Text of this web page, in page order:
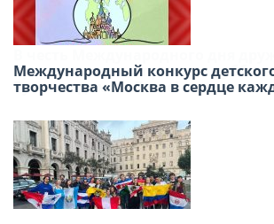
приглашаем вас провести
Русском доме в Лиме!
Международный конкурс
творчества «Москва в сердце